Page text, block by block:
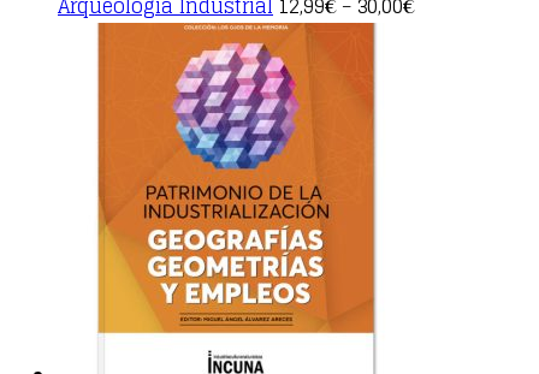
product
has
multiple
variants.
The
options
may
be
chosen
on
the
product
page
€ – €